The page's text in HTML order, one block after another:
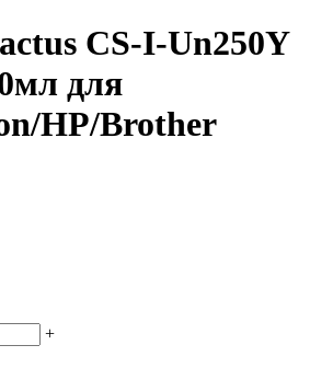
CS-I-Un250Y
для
HP/Brother
+